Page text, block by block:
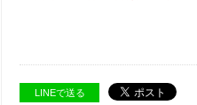
LINEで送る